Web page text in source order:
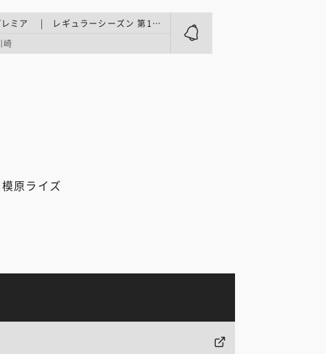
Xリーグプレミア | レギュラーシーズン 第10節
崎
原ライズ